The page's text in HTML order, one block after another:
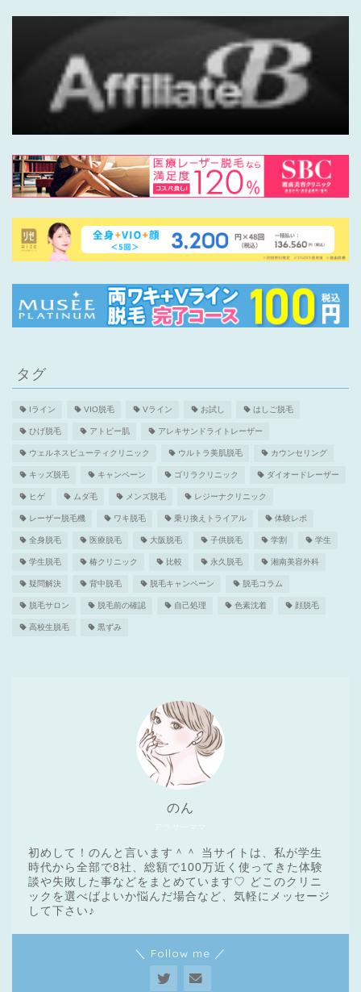
タグ
Iライン VIO脱毛 Vライン お試し はしご脱毛
ひげ脱毛 アトピー肌 アレキサンドライトレーザー
ウェルネスビューティクリニック ウルトラ美肌脱毛 カウンセリング
キッズ脱毛 キャンペーン ゴリラクリニック ダイオードレーザー
ヒゲ ムダ毛 メンズ脱毛 レジーナクリニック
レーザー脱毛機 ワキ脱毛 乗り換えトライアル 体験レポ
全身脱毛 医療脱毛 大阪脱毛 子供脱毛 学割 学生
学生脱毛 椿クリニック 比較 永久脱毛 湘南美容外科
疑問解決 背中脱毛 脱毛キャンペーン 脱毛コラム
脱毛サロン 脱毛前の確認 自己処理 色素沈着 顔脱毛
高校生脱毛 黒ずみ
のん
初めして！のんと言います＾＾ 当サイトは、私が学生
時代から全部で8社、総額で100万近く使ってきた体験
談や失敗した事などをまとめています♡ どこのクリニ
ックを選べばよいか悩んだ場合など、気軽にメッセージ
して下さい♪
＼ Follow me ／クリニック一覧